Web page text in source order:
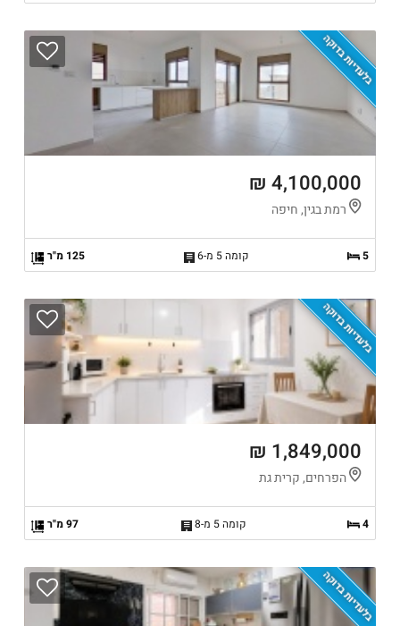
בלעדיות בדוקה
4,100,000 ₪
רמת בגין, חיפה
5 קומה 5 מ-6 125 מ"ר
בלעדיות בדוקה
1,849,000 ₪
הפרחים, קרית גת
4 קומה 5 מ-8 97 מ"ר
בלעדיות בדוקה